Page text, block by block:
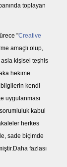
toplayan
"Creative
amaçlı olup,
kişisel teşhis
hekime
kendi
uygulanması
kabul
herkes
sade biçimde
fazlası